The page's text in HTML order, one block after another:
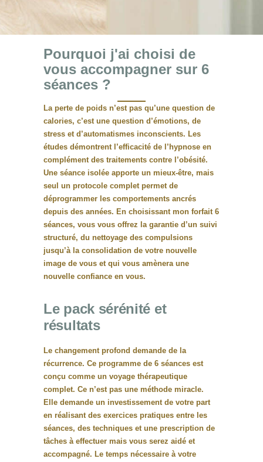
Pourquoi j'ai choisi de
vous accompagner sur 6
séances ?
La perte de poids n’est pas qu’une question de
calories, c’est une question d’émotions, de
stress et d’automatismes inconscients. Les
études démontrent l’efficacité de l’hypnose en
complément des traitements contre l’obésité.
Une séance isolée apporte un mieux-être, mais
seul un protocole complet permet de
déprogrammer les comportements ancrés
depuis des années. En choisissant mon forfait 6
séances, vous vous offrez la garantie d’un suivi
structuré, du nettoyage des compulsions
jusqu’à la consolidation de votre nouvelle
image de vous et qui vous amènera une
nouvelle confiance en vous.
Le pack sérénité et
résultats
Le changement profond demande de la
récurrence. Ce programme de 6 séances est
conçu comme un voyage thérapeutique
complet. Ce n’est pas une méthode miracle.
Elle demande un investissement de votre part
en réalisant des exercices pratiques entre les
séances, des techniques et une prescription de
tâches à effectuer mais vous serez aidé et
accompagné. Le temps nécessaire à votre